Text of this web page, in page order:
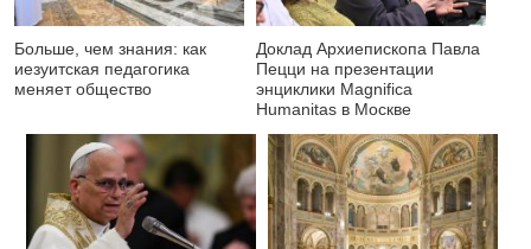
Больше, чем знания: как
иезуитская педагогика
меняет общество
Доклад Архиепископа Павла
Пецци на презентации
энциклики Magnifica
Нumanitas в Москве